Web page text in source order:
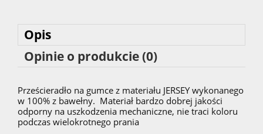
Opis
Opinie o produkcie (0)
Prześcieradło na gumce z materiału JERSEY wykonanego
w 100% z bawełny. Materiał bardzo dobrej jakości
odporny na uszkodzenia mechaniczne, nie traci koloru
podczas wielokrotnego prania